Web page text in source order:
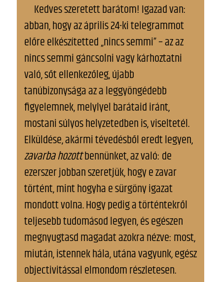
Kedves szeretett barátom! Igazad van:
abban, hogy az április 24-ki telegrammot
előre elkészítetted „nincs semmi” – az az
nincs semmi gáncsolni vagy kárhoztatni
való, sőt ellenkezőleg, újabb
tanúbizonysága az a leggyöngédebb
figyelemnek, melylyel barátaid iránt,
mostani súlyos helyzetedben is, viseltetél.
Elküldése, akármi tévedésből eredt legyen,
zavarba hozottbennünket, az való: de
ezerszer jobban szeretjük, hogy e zavar
történt, mint hogyha e sürgöny igazat
mondott volna. Hogy pedig a történtekről
teljesebb tudomásod legyen, és egészen
megnyugtasd magadat azokra nézve: most,
miután, istennek hála, utána vagyunk, egész
objectivitással elmondom részletesen.